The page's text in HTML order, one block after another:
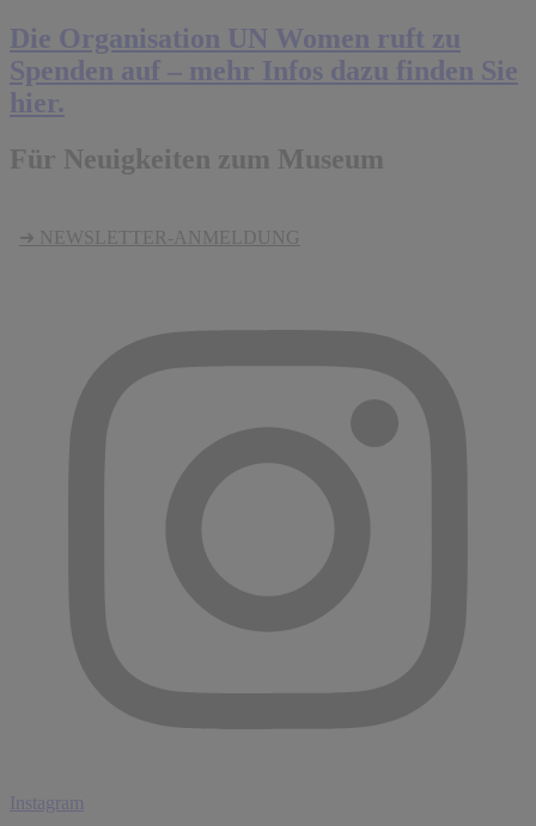
Die Organisation UN Women ruft zu
Spenden auf – mehr Infos dazu finden Sie
hier.
Für Neuigkeiten zum Museum
➜ NEWSLETTER-ANMELDUNG
Instagram